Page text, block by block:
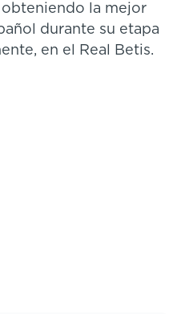
obteniendo la mejor
durante su etapa
en el Real Betis.